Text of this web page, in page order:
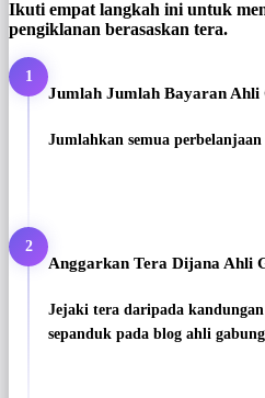
Ikuti empat langkah ini untuk
pengiklanan berasaskan tera.
1
Jumlah Jumlah Bayaran Ahli
Jumlahkan semua
2
Anggarkan Tera Dijana Ahli
Jejaki tera daripada
sepanduk pada blog ahli